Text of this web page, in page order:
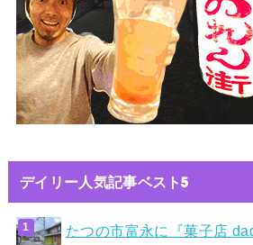
デイリー人気記事ベスト5
たつの市富永に『菓子店